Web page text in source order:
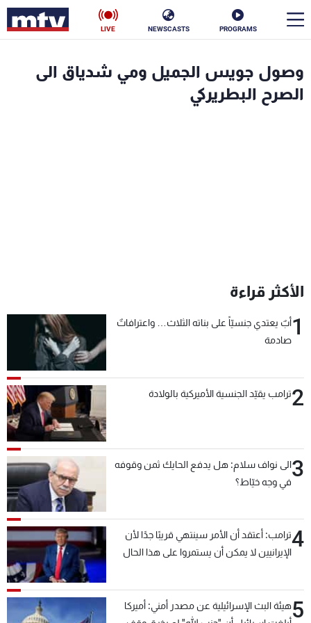
PROGRAMS
NEWSCASTS
LIVE
وصول جويس الجميل ومي شدياق الى
الصرح البطريركي
الأكثر قراءة
1أبٌ يعتدي جنسيّاً على بناته الثلاث… واعترافاتٌ
صادمة
2ترامب يقيّد الجنسية الأميركية بالولادة
3الى نواف سلام: هل يدفع الحايك ثمن وقوفه
في وجه خيّاط؟
4ترامب: أعتقد أن الأمر سينتهي قريبًا جدًا لأن
الإيرانيين لا يمكن أن يستمروا على هذا الحال
5هيئة البث الإسرائيلية عن مصدر أمني: أميركا
الأخبار
البرامج
شاهد البرامج
الترددات
عن MTV
الإنـتـاج
وظائف
شروط الإسـتخدام
سياسة الخصوصية